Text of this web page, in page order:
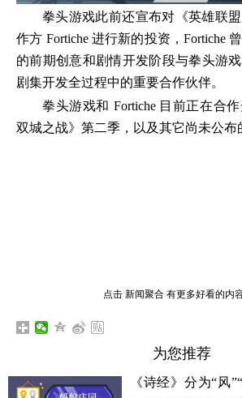
拳头游戏此前还宣布对《英雄联
作方 Fortiche 进行新的投资，Fortiche
的前期创意和剧情开发阶段与拳头游
剧集开发全过程中的重要合作伙伴。
拳头游戏和 Fortiche 目前正在合
双城之战》第二季，以及其它尚未公布
点击 新闻聚合有更多好看的内
为您推荐
《诗经》分为“风